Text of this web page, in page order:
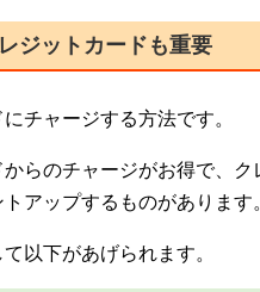
ジットカードも重要
チャージする方法です。
らのチャージがお得で、ク
アップするものがあります
以下があげられます。